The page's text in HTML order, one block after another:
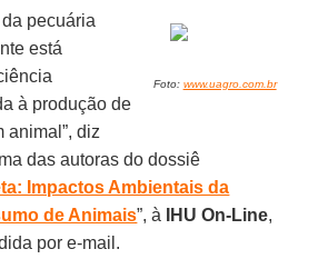
Foto: www.uagro.com.br
pecuária
está
à produção de
animal”, diz
das autoras do dossiê
Impactos Ambientais da
de Animais”, à IHU On-Line,
por e-mail.